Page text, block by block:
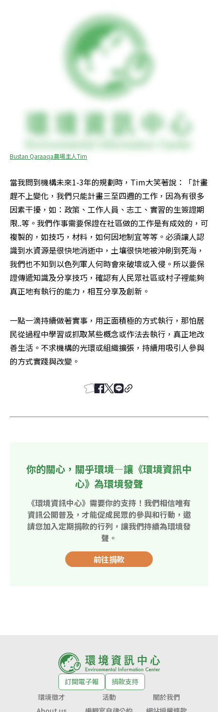
Bustan Qaraaqa農場主人Tim
當我問到機構未來1-3年的規劃時，Tim大笑著說：「計畫
趕不上變化，我們只能計畫三至四週的工作，因為有很多
因素干擾，如：政策、工作人員、志工、實習的生簽證期
限..等。我們作事需要保證在社區做的工作是有成效的，可
複製的，如技巧，材料，如何因地制宜等等。必須讓人認
識到水資源是很快地消逝中，土壤很快地被沖刷到死海，
我們也不知到以色列軍人何時會來破壞或入侵。所以要保
證傳遞知識及分享技巧，確認有人民眾社區或村子裡能夠
真正地有執行的能力，相互分享及創新。
一點一滴持續做著實事，用正面積極的方式執行，那怕居
民從過程中學習或抓取某些概念或作法去執行，真正地改
善生活。不求機構的光環或組織擴張，持續用吸引人參與
的方式實踐與改變。
你的關心，關乎環境—讓《環境資訊中
心》為環境發聲
《環境資訊中心》需要你的支持！我們相信唯有
資訊公開普及，才能促成民眾的參與和行動，邀
請您加入定期捐款的行列，讓我們持續為環境發
聲。
前往捐款
訂閱電子報
捐款支持
環境徵才
活動
關於我們